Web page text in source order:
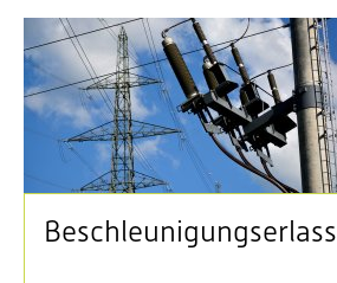
Beschleunigungserlass